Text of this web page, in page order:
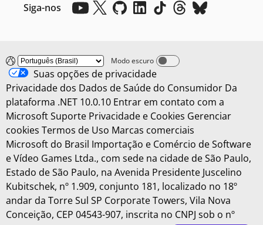
Siga-nos
Modo escuro
Dark mode off
Suas opções de privacidade
Privacidade dos Dados de Saúde do Consumidor Da
plataforma .NET 10.0.10 Entrar em contato com a
MicrosoftSuporte Privacidade e Cookies Gerenciar
cookies Termos de Uso Marcas comerciais
Microsoft do Brasil Importação e Comércio de Software
e Vídeo Games Ltda., com sede na cidade de São Paulo,
Estado de São Paulo, na Avenida Presidente Juscelino
Kubitschek, nº 1.909, conjunto 181, localizado no 18º
andar da Torre Sul SP Corporate Towers, Vila Nova
Conceição, CEP 04543-907, inscrita no CNPJ sob o nº